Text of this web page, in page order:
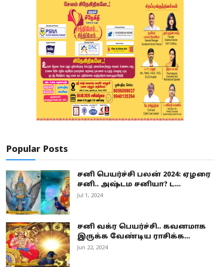
Popular Posts
சனி பெயர்ச்சி பலன் 2024: ஏழரை
சனி.. அஷ்டம சனியா? ட...
Jul 1, 2024
சனி வக்ர பெயர்ச்சி.. கவனமாக
இருக்க வேண்டிய ராசிக்க...
Jun 22, 2024